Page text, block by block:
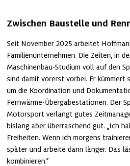
Zwischen Baustelle und
Seit November 2025 arbeitet
Familienunternehmen. Die Zeiten, in
Maschinenbau-Studium voll auf den
sind damit vorerst vorbei. Er kümmert
um die Koordination und
Fernwärme-Übergabestationen. Der
Motorsport verlangt gutes
bislang aber überraschend gut. „Ich
Freiheiten. Wenn ich morgens
später und arbeite dann länger. Das
kombinieren.“